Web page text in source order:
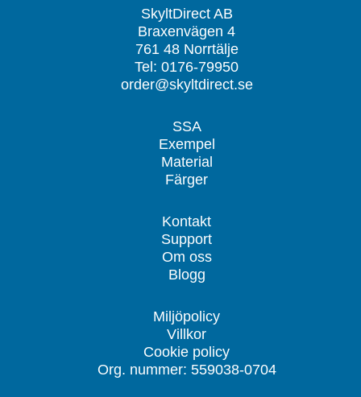
SkyltDirect AB
Braxenvägen 4
761 48 Norrtälje
Tel: 0176-79950
order@skyltdirect.se
SSA
Exempel
Material
Färger
Kontakt
Support
Om oss
Blogg
Miljöpolicy
Villkor
Cookie policy
Org. nummer: 559038-0704